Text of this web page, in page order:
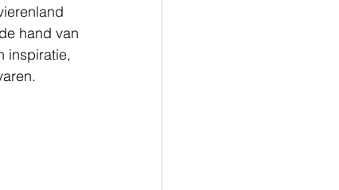
hand van
inspiratie,